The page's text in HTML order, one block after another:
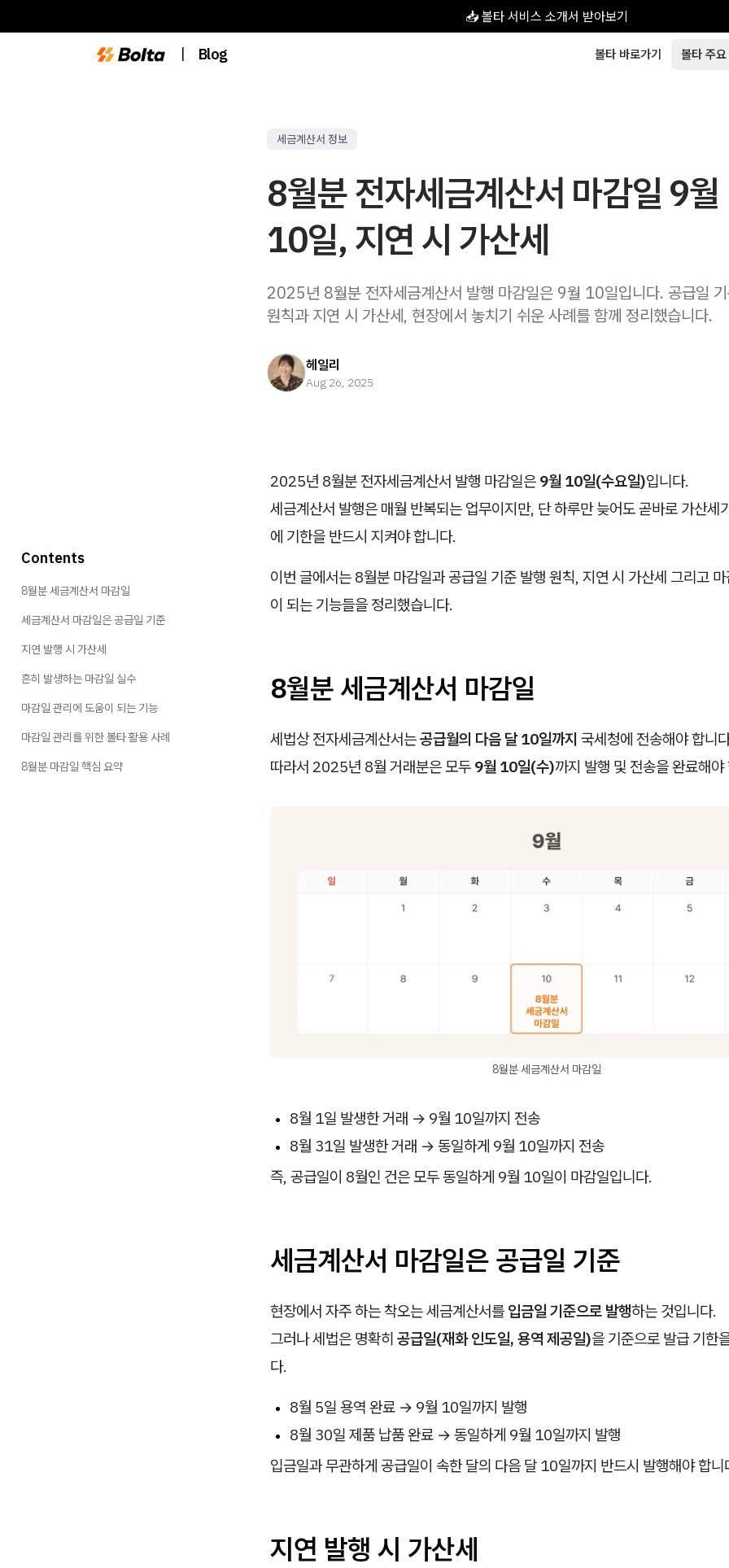
📥 볼타 서비스 소개서 받아보기
| Blog 볼타 바로가기 볼타 주
세금계산서 정보
8월분 전자세금계산서 마감일 9월
10일, 지연 시 가산세
2025년 8월분 전자세금계산서 발행 마감일은 9월 10일입니다. 공급일
원칙과 지연 시 가산세, 현장에서 놓치기 쉬운 사례를 함께 정리했습니다.
헤일리
Aug 26, 2025
2025년 8월분 전자세금계산서 발행 마감일은 9월 10일(수요일)입니다.
세금계산서 발행은 매월 반복되는 업무이지만, 단 하루만 늦어도 곧바로 가산세
에 기한을 반드시 지켜야 합니다.
이번 글에서는 8월분 마감일과 공급일 기준 발행 원칙, 지연 시 가산세 그리고
이 되는 기능들을 정리했습니다.
8월분 세금계산서 마감일
세법상 전자세금계산서는공급월의 다음 달 10일까지 국세청에 전송해야 합니
따라서 2025년 8월 거래분은 모두 9월 10일(수)까지 발행 및 전송을 완료해야
8월분 세금계산서 마감일
8월 1일 발생한 거래 → 9월 10일까지 전송
8월 31일 발생한 거래 → 동일하게 9월 10일까지 전송
즉, 공급일이 8월인 건은 모두 동일하게 9월 10일이 마감일입니다.
세금계산서 마감일은 공급일 기준
현장에서 자주 하는 착오는 세금계산서를 입금일 기준으로 발행하는 것입니다.
그러나 세법은 명확히 공급일(재화 인도일, 용역 제공일)을 기준으로 발급 기한
다.
8월 5일 용역 완료 → 9월 10일까지 발행
8월 30일 제품 납품 완료 → 동일하게 9월 10일까지 발행
입금일과 무관하게 공급일이 속한 달의 다음 달 10일까지 반드시 발행해야 합니
지연 발행 시 가산세
Contents
8월분 세금계산서 마감일
세금계산서 마감일은 공급일 기준
지연 발행 시 가산세
흔히 발생하는 마감일 실수
마감일 관리에 도움이 되는 기능
마감일 관리를 위한 볼타 활용 사례
8월분 마감일 핵심 요약